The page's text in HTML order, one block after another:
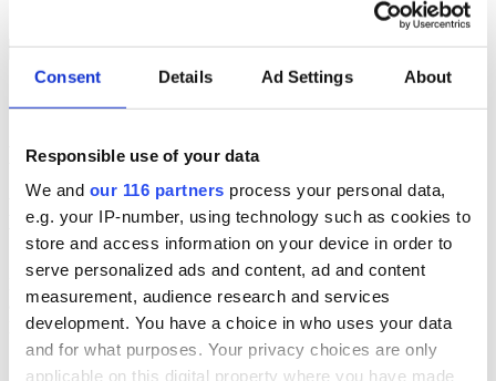
Consent Details Ad Settings About
Responsible use of your data
We and our 116 partners process your personal data,
e.g. your IP-number, using technology such as cookies to
store and access information on your device in order to
serve personalized ads and content, ad and content
measurement, audience research and services
development. You have a choice in who uses your data
and for what purposes. Your privacy choices are only
applicable on this digital property where you have made
11 Jan 2013
Max Aperia – ett liv bland byråerna
Håll dig uppdaterad med
Veckans Brief!
Få exklusiv tillgång till Veckans Brief, den essentiella läsningen för
alla som driver opinionsbildning och samhällsförändring, genom en
prenumeration på Dagens Opinion.
Grundprenumeration